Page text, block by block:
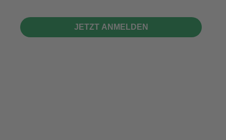
JETZT ANMELDEN